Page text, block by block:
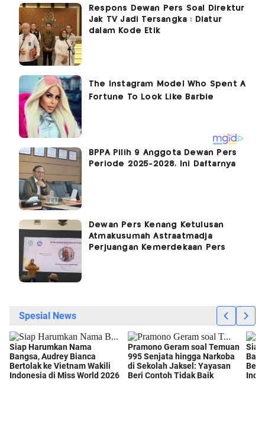
Respons Dewan Pers Soal Direktur
Jak TV Jadi Tersangka : Diatur
dalam Kode Etik
BPPA Pilih 9 Anggota Dewan Pers
Periode 2025-2028, Ini Daftarnya
Dewan Pers Kenang Ketulusan
Atmakusumah Astraatmadja
Perjuangan Kemerdekaan Pers